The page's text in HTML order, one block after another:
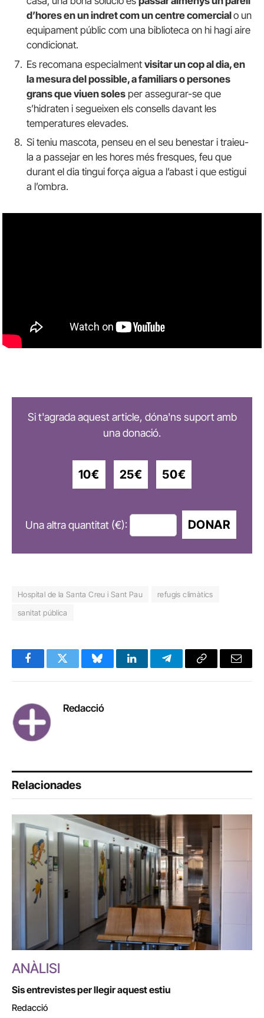
d’hores en un indret com un centre comercialo un
equipament públic com una biblioteca on hi hagi aire
condicionat.
Es recomana especialment visitar un cop al dia, en
la mesura del possible, a familiars o persones
grans que viuen soles per assegurar-se que
s’hidraten i segueixen els consells davant les
temperatures elevades.
Si teniu mascota, penseu en el seu benestar i traieu-
la a passejar en les hores més fresques, feu que
durant el dia tingui força aigua a l’abast i que estigui
a l’ombra.
Si t'agrada aquest article, dóna'ns suport amb
una donació.
10€ 25€ 50€
Una altra quantitat (€): DONAR
Hospital de la Santa Creu i Sant Pau
refugis climàtics
sanitat pública
FacebookTwitter BlueskyLinkedInTelegramCopy
Email
Redacció
Relacionades
ANÀLISI
Sis entrevistes per llegir aquest estiu
Redacció